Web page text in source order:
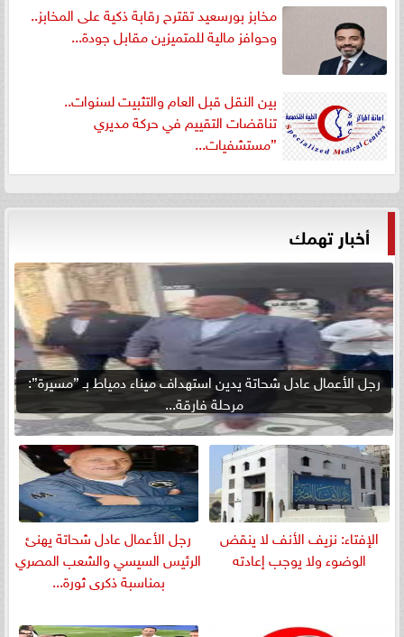
مخابز بورسعيد تقترح رقابة ذكية على المخابز..
وحوافز مالية للمتميزين مقابل جودة...
بين النقل قبل العام والتثبيت لسنوات..
تناقضات التقييم في حركة مديري
”مستشفيات...
أخبار تهمك
رجل الأعمال عادل شحاتة يدين استهداف ميناء دمياط بـ ”مسيرة”:
مرحلة فارقة...
الإفتاء: نزيف الأنف لا ينقض
الوضوء ولا يوجب إعادته
رجل الأعمال عادل شحاتة يهنئ
الرئيس السيسي والشعب المصري
بمناسبة ذكرى ثورة...